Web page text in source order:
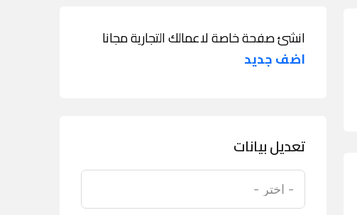
انشئ صفحة خاصة لاعمالك التجارية مجانا
اضف جديد
تعديل بيانات